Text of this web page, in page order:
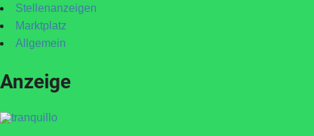
Stellenanzeigen
Marktplatz
Allgemein
Anzeige